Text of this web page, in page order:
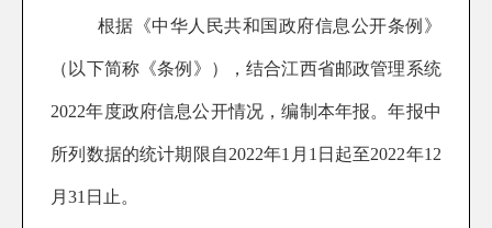
根据《中华人民共和国政府信息公开条例》
（以下简称《条例》），结合江西省邮政管理系统
2022年度政府信息公开情况，编制本年报。年报中
所列数据的统计期限自2022年1月1日起至2022年12
月31日止。